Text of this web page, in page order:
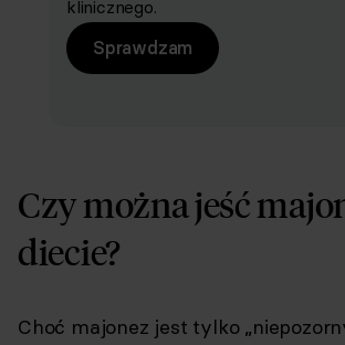
klinicznego.
Sprawdzam
Czy można jeść
diecie?
Choć majonez jest tylko